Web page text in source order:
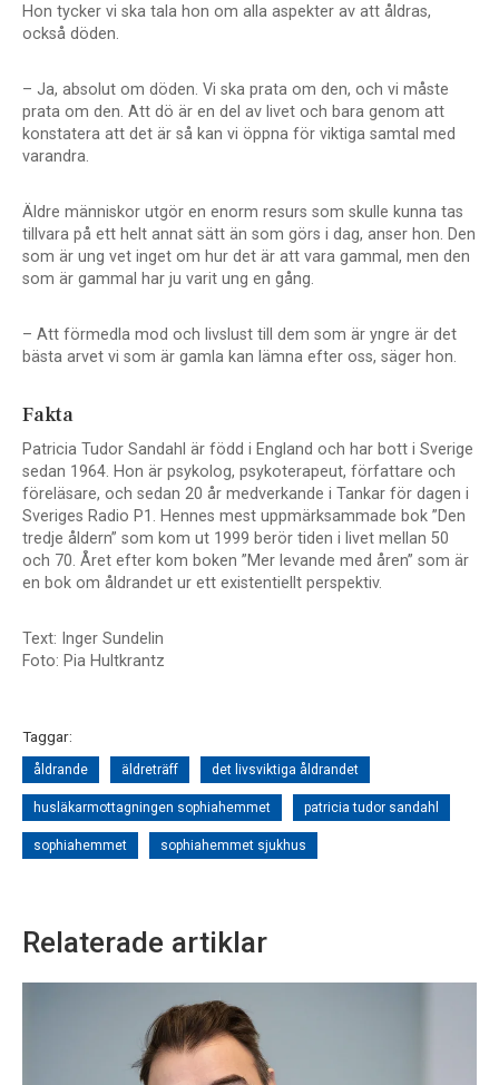
Hon tycker vi ska tala hon om alla aspekter av att åldras,
också döden.
– Ja, absolut om döden. Vi ska prata om den, och vi måste
prata om den. Att dö är en del av livet och bara genom att
konstatera att det är så kan vi öppna för viktiga samtal med
varandra.
Äldre människor utgör en enorm resurs som skulle kunna tas
tillvara på ett helt annat sätt än som görs i dag, anser hon. Den
som är ung vet inget om hur det är att vara gammal, men den
som är gammal har ju varit ung en gång.
– Att förmedla mod och livslust till dem som är yngre är det
bästa arvet vi som är gamla kan lämna efter oss, säger hon.
Fakta
Patricia Tudor Sandahl är född i England och har bott i Sverige
sedan 1964. Hon är psykolog, psykoterapeut, författare och
föreläsare, och sedan 20 år medverkande i Tankar för dagen i
Sveriges Radio P1. Hennes mest uppmärksammade bok ”Den
tredje åldern” som kom ut 1999 berör tiden i livet mellan 50
och 70. Året efter kom boken ”Mer levande med åren” som är
en bok om åldrandet ur ett existentiellt perspektiv.
Text: Inger Sundelin
Foto: Pia Hultkrantz
Taggar:
åldrande äldreträff det livsviktiga åldrandet
husläkarmottagningen sophiahemmet patricia tudor sandahl
sophiahemmet sophiahemmet sjukhus
Relaterade artiklar